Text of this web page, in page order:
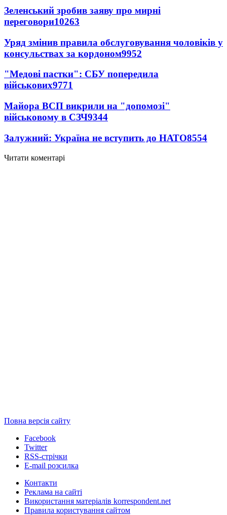
Зеленський зробив заяву про мирні
переговори10263
Уряд змінив правила обслуговування чоловіків у
консульствах за кордоном9952
"Медові пастки": СБУ попередила
військових9771
Майора ВСП викрили на "допомозі"
військовому в СЗЧ9344
Залужний: Україна не вступить до НАТО8554
Читати коментарі
Повна версія сайту
Facebook
Twitter
RSS-стрічки
E-mail розсилка
Контакти
Реклама на сайті
Використання матеріалів korrespondent.net
Правила користування сайтом